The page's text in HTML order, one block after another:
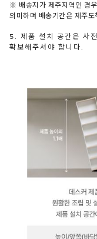
※ 배송지가 제주지역인 경
의미하며 배송기간은 제주
5. 제품 설치 공간은 사
확보해주셔야 합니다.